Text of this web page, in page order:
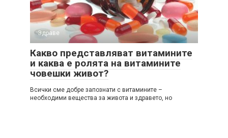
Здраве
Какво представляват витамините
и каква е ролята на витамините
човешки живот?
Всички сме добре запознати с витамините –
необходими вещества за живота и здравето, но